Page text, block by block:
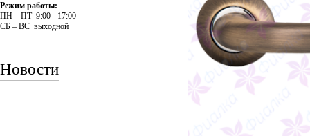
Режим работы:
ПH – ПT 9:00 - 17:00
CБ – BC выходной
Новости